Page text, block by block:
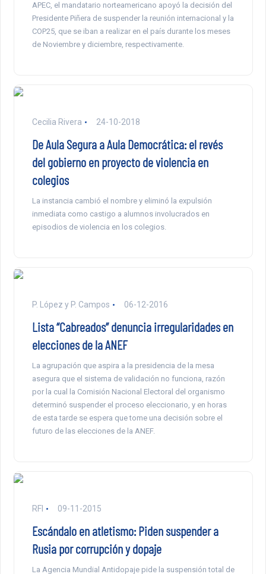
APEC, el mandatario norteamericano apoyó la decisión del
Presidente Piñera de suspender la reunión internacional y la
COP25, que se iban a realizar en el país durante los meses
de Noviembre y diciembre, respectivamente.
Cecilia Rivera 24-10-2018
De Aula Segura a Aula Democrática: el revés
del gobierno en proyecto de violencia en
colegios
La instancia cambió el nombre y eliminó la expulsión
inmediata como castigo a alumnos involucrados en
episodios de violencia en los colegios.
P. López y P. Campos 06-12-2016
Lista “Cabreados” denuncia irregularidades en
elecciones de la ANEF
La agrupación que aspira a la presidencia de la mesa
asegura que el sistema de validación no funciona, razón
por la cual la Comisión Nacional Electoral del organismo
determinó suspender el proceso eleccionario, y en horas
de esta tarde se espera que tome una decisión sobre el
futuro de las elecciones de la ANEF.
RFI 09-11-2015
Escándalo en atletismo: Piden suspender a
Rusia por corrupción y dopaje
La Agencia Mundial Antidopaje pide la suspensión total de